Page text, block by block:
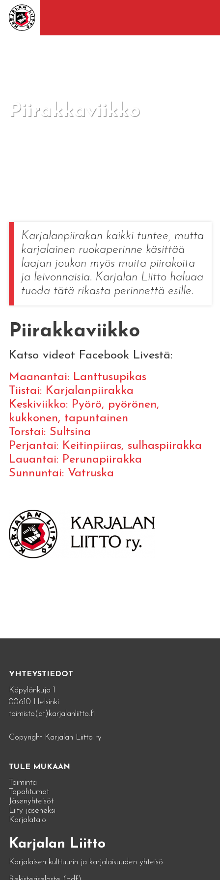
Piirakkaviikko
Karjalanpiirakan kaikki tuntee, mutta
karjalainen ruokaperinne käsittää
laajan joukon myös muita piirakoita
ja leivonnaisia. Karjalan Liitto haluaa
tuoda tätä rikasta perinnettä esille.
Piirakkaviikko
Katso videot Facebook Livestä:
Maanantai: Lanttusupikas
Tiistai: Karjalanpiirakka
Keskiviikko: Pyörö, pyörönen,
kukkonen, tapuntainen
Torstai: Sultsina
Perjantai: Keitinpiiras, sulhaspiirakka
Lauantai: Perunapiirakka
Sunnuntai: Vatruska
YHTEYSTIEDOT
Käpylänkuja 1
00610 Helsinki
toimisto(at)karjalanliitto.fi
Copyright Karjalan Liitto ry
TULE MUKAAN
Toiminta
Tapahtumat
Jäsenyhteisöt
Liity jäseneksi
Karjalatalo
Karjalan Liitto
Karjalaisen kulttuurin ja karjalaisuuden yhteisö